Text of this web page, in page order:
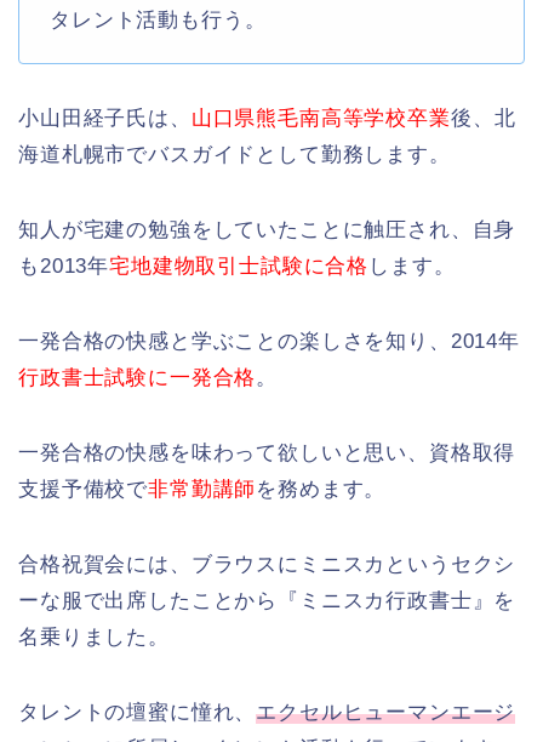
タレント活動も行う。
小山田経子氏は、 山口県熊毛南高等学校卒業後、北
海道札幌市でバスガイドとして勤務します。
知人が宅建の勉強をしていたことに触圧され、自身
も2013年宅地建物取引士試験に合格 します。
一発合格の快感と学ぶことの楽しさを知り、2014年
行政書士試験に一発合格。
一発合格の快感を味わって欲しいと思い、資格取得
支援予備校で非常勤講師 を務めます。
合格祝賀会には、ブラウスにミニスカというセクシ
ーな服で出席したことから『ミニスカ行政書士』を
名乗りました。
タレントの壇蜜に憧れ、エクセルヒューマンエージ